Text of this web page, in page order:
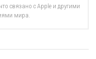
связано с Apple и другими
мира.